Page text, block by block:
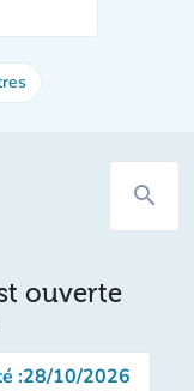
search
ouverte
:28/10/2026